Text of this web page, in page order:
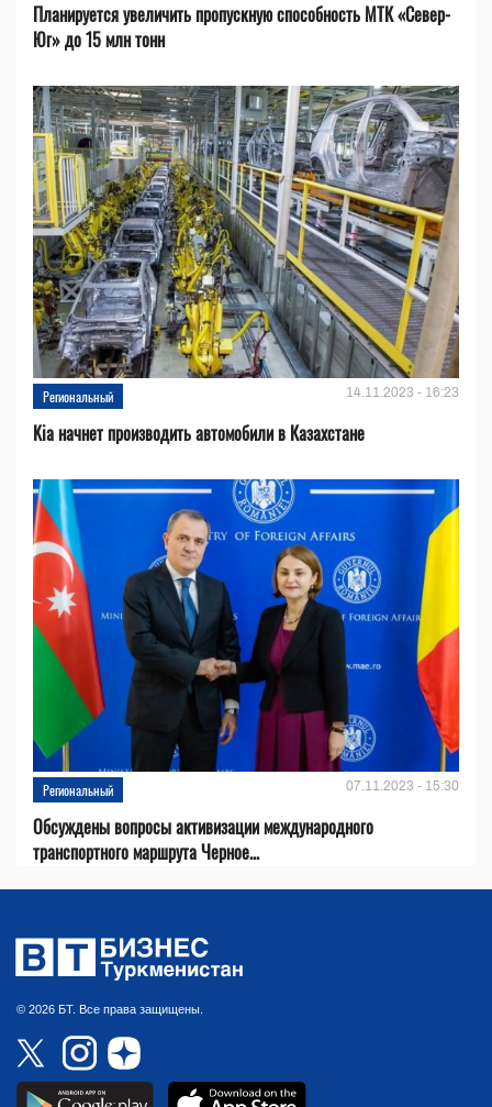
Планируется увеличить пропускную способность МТК «Север-
Юг» до 15 млн тонн
Региональный 14.11.2023 - 16:23
Kia начнет производить автомобили в Казахстане
Региональный 07.11.2023 - 15:30
Обсуждены вопросы активизации международного
транспортного маршрута Черное...
© 2026 БТ. Все права защищены.